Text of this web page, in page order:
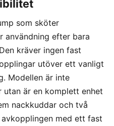
som sköter
användning efter bara
kräver ingen fast
utöver ett vanligt
Modellen är inte
är en komplett enhet
nackkuddar och två
med ett fast